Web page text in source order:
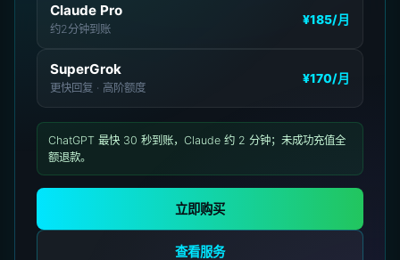
Claude Pro
约2分钟到账
¥185/月
SuperGrok
更快回复 · 高阶额度
¥170/月
ChatGPT 最快 30 秒到账，Claude 约 2 分钟；未成功充值全
额退款。
立即购买
查看服务